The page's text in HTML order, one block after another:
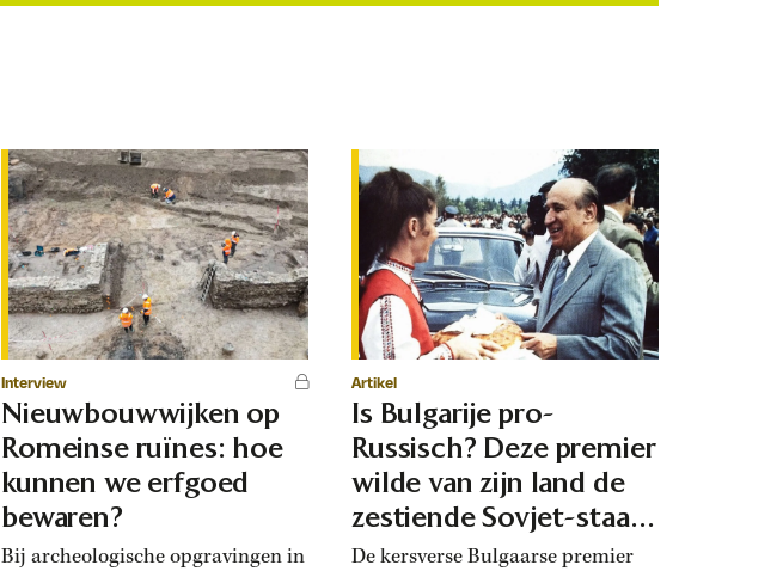
Interview
Nieuwbouwwijken op
Romeinse ruïnes: hoe
kunnen we erfgoed
bewaren?
Bij archeologische opgravingen in
Artikel
Is Bulgarije pro-
Russisch? Deze premier
wilde van zijn land de
zestiende Sovjet-staat
maken
De kersverse Bulgaarse premier